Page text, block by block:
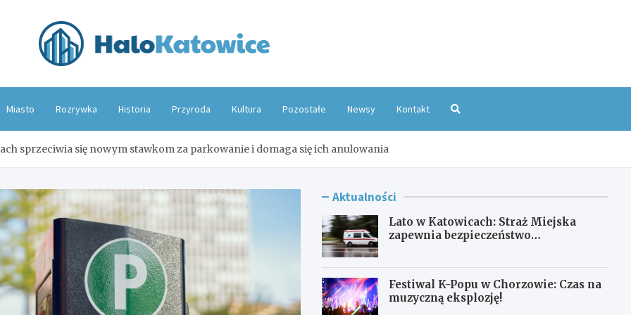
Miasto Rozrywka Historia Przyroda Kultura Pozostałe Newsy Kontakt
sprzeciwia się nowym stawkom za parkowanie i domaga się ich anulowania
Aktualności
Lato w Katowicach: Straż Miejska
zapewnia bezpieczeństwo
Festiwal K-Popu w Chorzowie: Czas na
muzyczną eksplozję!